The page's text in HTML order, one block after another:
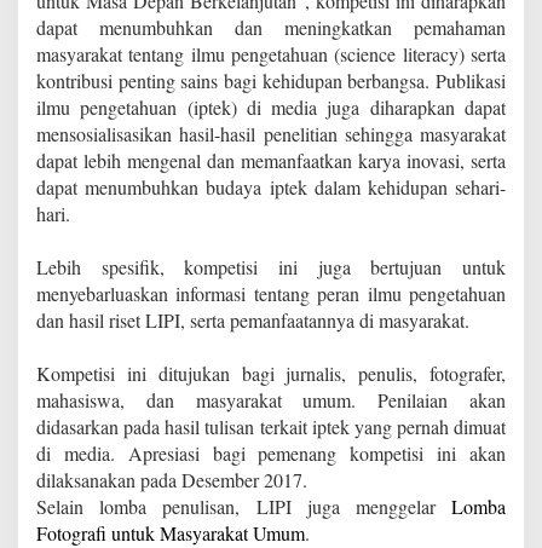
dapat menumbuhkan dan meningkatkan pemahaman
masyarakat tentang ilmu pengetahuan (science literacy) serta
kontribusi penting sains bagi kehidupan berbangsa. Publikasi
ilmu pengetahuan (iptek) di media juga diharapkan dapat
mensosialisasikan hasil-hasil penelitian sehingga masyarakat
dapat lebih mengenal dan memanfaatkan karya inovasi, serta
dapat menumbuhkan budaya iptek dalam kehidupan sehari-
hari.
Lebih spesifik, kompetisi ini juga bertujuan untuk
menyebarluaskan informasi tentang peran ilmu pengetahuan
dan hasil riset LIPI, serta pemanfaatannya di masyarakat.
Kompetisi ini ditujukan bagi jurnalis, penulis, fotografer,
mahasiswa, dan masyarakat umum. Penilaian akan
didasarkan pada hasil tulisan terkait iptek yang pernah dimuat
di media. Apresiasi bagi pemenang kompetisi ini akan
dilaksanakan pada Desember 2017.
Selain lomba penulisan, LIPI juga menggelar Lomba
Fotografi untuk Masyarakat Umum.